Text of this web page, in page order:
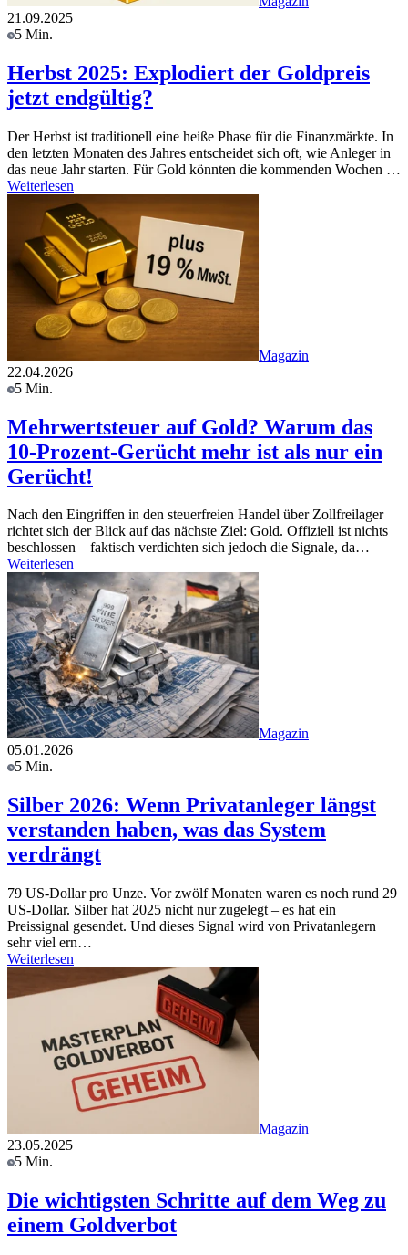
21.09.2025
5 Min.
Herbst 2025: Explodiert der Goldpreis
jetzt endgültig?
Der Herbst ist traditionell eine heiße Phase für die Finanzmärkte. In
den letzten Monaten des Jahres entscheidet sich oft, wie Anleger in
das neue Jahr starten. Für Gold könnten die kommenden Wochen …
Weiterlesen
Magazin
22.04.2026
5 Min.
Mehrwertsteuer auf Gold? Warum das
10-Prozent-Gerücht mehr ist als nur ein
Gerücht!
Nach den Eingriffen in den steuerfreien Handel über Zollfreilager
richtet sich der Blick auf das nächste Ziel: Gold. Offiziell ist nichts
beschlossen – faktisch verdichten sich jedoch die Signale, da…
Weiterlesen
Magazin
05.01.2026
5 Min.
Silber 2026: Wenn Privatanleger längst
verstanden haben, was das System
verdrängt
79 US-Dollar pro Unze. Vor zwölf Monaten waren es noch rund 29
US-Dollar. Silber hat 2025 nicht nur zugelegt – es hat ein
Preissignal gesendet. Und dieses Signal wird von Privatanlegern
sehr viel ern…
Weiterlesen
Magazin
23.05.2025
5 Min.
Die wichtigsten Schritte auf dem Weg zu
einem Goldverbot